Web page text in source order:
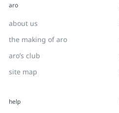
aro
about us
the making of aro
aro’s club
site map
help